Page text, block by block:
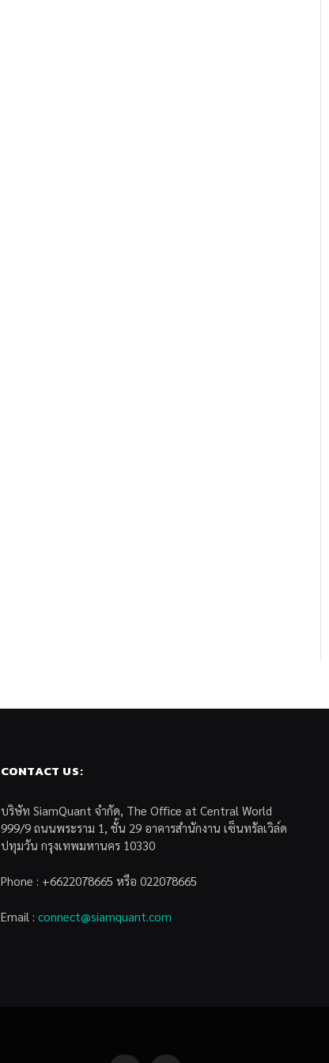
CONTACT US:
บริษัท SiamQuant จำกัด, The Office at Central World
999/9 ถนนพระราม 1, ชั้น 29 อาคารสำนักงาน เซ็นทรัลเวิล์ด
ปทุมวัน กรุงเทพมหานคร 10330
Phone : +6622078665 หรือ 022078665
Email : connect@siamquant.com